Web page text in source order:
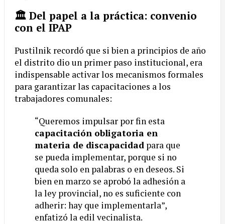
🏛️ Del papel a la práctica: convenio
con el IPAP
Pustilnik recordó que si bien a principios de año
el distrito dio un primer paso institucional, era
indispensable activar los mecanismos formales
para garantizar las capacitaciones a los
trabajadores comunales:
“Queremos impulsar por fin esta
capacitación obligatoria en
materia de discapacidad para que
se pueda implementar, porque si no
queda solo en palabras o en deseos. Si
bien en marzo se aprobó la adhesión a
la ley provincial, no es suficiente con
adherir: hay que implementarla”,
enfatizó la edil vecinalista.